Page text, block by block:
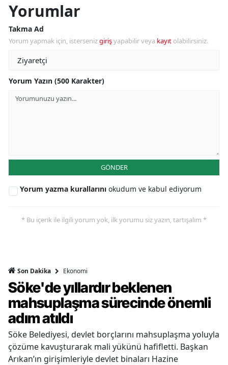
Yorumlar
Takma Ad
Yorum yapmak için, istersenizgirişyapabilir veya kayıt olabilirsiniz.
Yorum Yazın (500 Karakter)
GÖNDER
Yorum yazma kurallarını okudum ve kabul ediyorum
* Bu içerik ile ilgili yorum yok, ilk yorumu siz yazın, tartışalım *
Son Dakika Ekonomi
Söke'de yıllardır beklenen
mahsuplaşma sürecinde önemli
adım atıldı
Söke Belediyesi, devlet borçlarını mahsuplaşma yoluyla
çözüme kavuşturarak mali yükünü hafifletti. Başkan
Arıkan’ın girişimleriyle devlet binaları Hazine